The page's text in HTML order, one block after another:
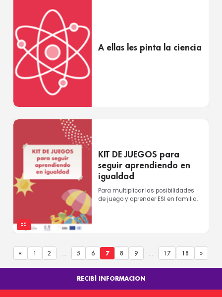
A ellas les pinta la ciencia
ESI
KIT DE JUEGOS para
seguir aprendiendo en
igualdad
Para multiplicar las posibilidades
de juego y aprender ESI en familia.
« 1 2 5 6 7 8 9 17 18 »
RECIBÍ INFORMACION